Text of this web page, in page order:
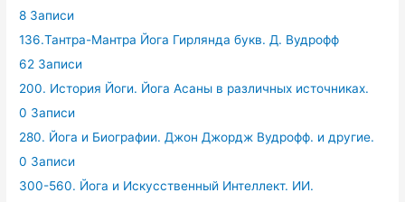
8 Записи
136.Тантра-Мантра Йога Гирлянда букв. Д. Вудрофф
62 Записи
200. История Йоги. Йога Асаны в различных источниках.
0 Записи
280. Йога и Биографии. Джон Джордж Вудрофф. и другие.
0 Записи
300-560. Йога и Искусственный Интеллект. ИИ.